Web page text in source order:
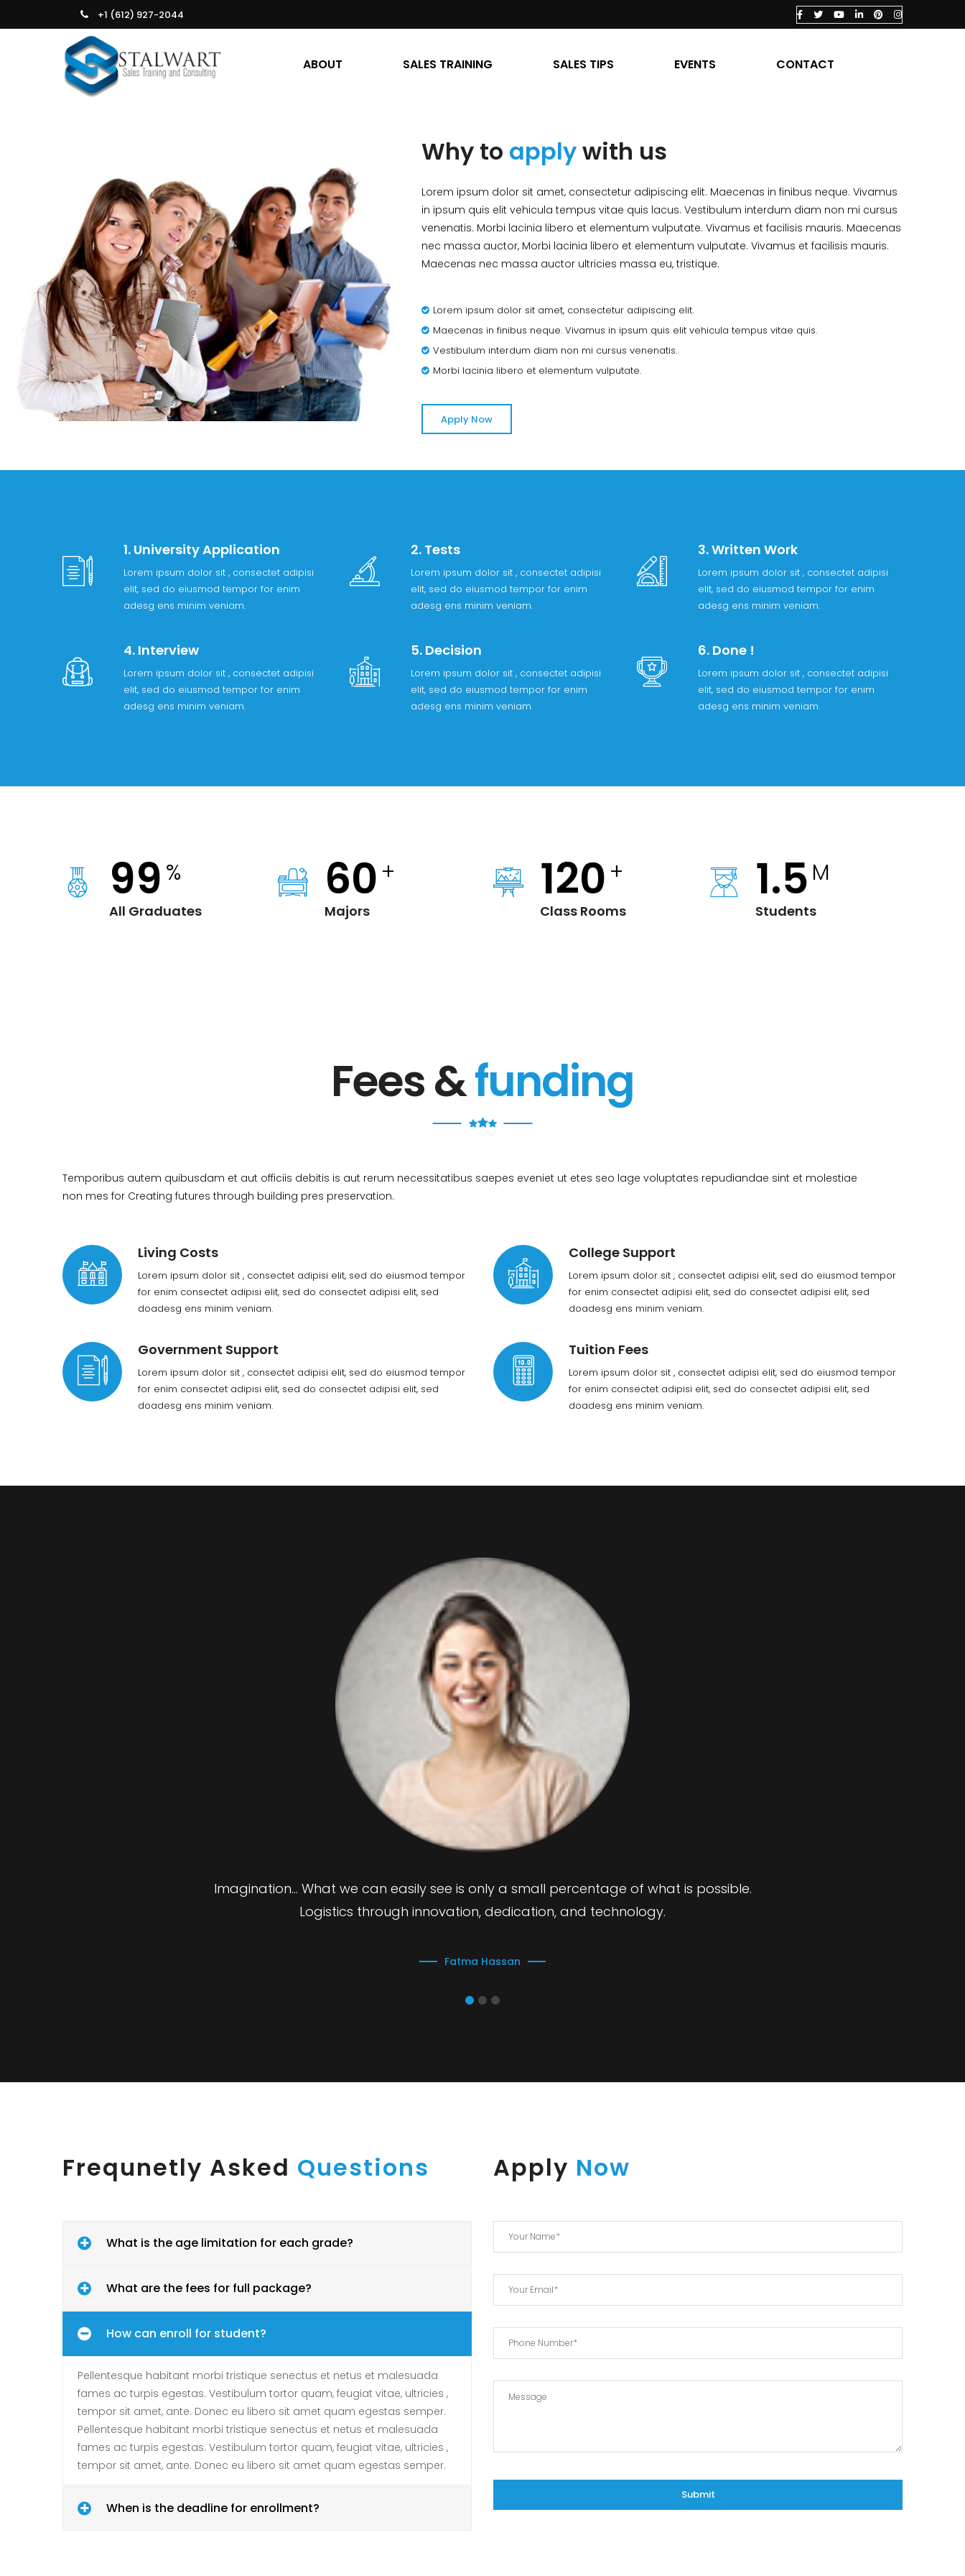
+1 (612) 927-2044
ABOUT SALES TRAINING SALES TIPS EVENTS CONTACT
Why to applywith us
Lorem ipsum dolor sit amet, consectetur adipiscing elit. Maecenas in finibus neque. Vivamus
in ipsum quis elit vehicula tempus vitae quis lacus. Vestibulum interdum diam non mi cursus
venenatis. Morbi lacinia libero et elementum vulputate. Vivamus et facilisis mauris. Maecenas
nec massa auctor, Morbi lacinia libero et elementum vulputate. Vivamus et facilisis mauris.
Maecenas nec massa auctor ultricies massa eu, tristique.
Lorem ipsum dolor sit amet, consectetur adipiscing elit.
Maecenas in finibus neque. Vivamus in ipsum quis elit vehicula tempus vitae quis.
Vestibulum interdum diam non mi cursus venenatis.
Morbi lacinia libero et elementum vulputate.
Apply Now
1. University Application
Lorem ipsum dolor sit , consectet adipisi
elit, sed do eiusmod tempor for enim
adesg ens minim veniam.
4. Interview
Lorem ipsum dolor sit , consectet adipisi
elit, sed do eiusmod tempor for enim
adesg ens minim veniam.
2. Tests
Lorem ipsum dolor sit , consectet adipisi
elit, sed do eiusmod tempor for enim
adesg ens minim veniam.
5. Decision
Lorem ipsum dolor sit , consectet adipisi
elit, sed do eiusmod tempor for enim
adesg ens minim veniam.
3. Written Work
Lorem ipsum dolor sit , consectet adipisi
elit, sed do eiusmod tempor for enim
adesg ens minim veniam.
6. Done !
Lorem ipsum dolor sit , consectet adipisi
elit, sed do eiusmod tempor for enim
adesg ens minim veniam.
99 %
All Graduates
60 +
Majors
120 +
Class Rooms
1.5 M
Students
Fees &funding
Temporibus autem quibusdam et aut officiis debitis is aut rerum necessitatibus saepes eveniet ut etes seo lage voluptates repudiandae sint et molestiae
non mes for Creating futures through building pres preservation.
Living Costs
Lorem ipsum dolor sit , consectet adipisi elit, sed do eiusmod tempor
for enim consectet adipisi elit, sed do consectet adipisi elit, sed
doadesg ens minim veniam.
Government Support
Lorem ipsum dolor sit , consectet adipisi elit, sed do eiusmod tempor
for enim consectet adipisi elit, sed do consectet adipisi elit, sed
doadesg ens minim veniam.
College Support
Lorem ipsum dolor sit , consectet adipisi elit, sed do eiusmod tempor
for enim consectet adipisi elit, sed do consectet adipisi elit, sed
doadesg ens minim veniam.
Tuition Fees
Lorem ipsum dolor sit , consectet adipisi elit, sed do eiusmod tempor
for enim consectet adipisi elit, sed do consectet adipisi elit, sed
doadesg ens minim veniam.
Imagination… What we can easily see is only a small percentage of what is possible.
Logistics through innovation, dedication, and technology.
Fatma Hassan
Frequnetly Asked Questions
What is the age limitation for each grade?
What are the fees for full package?
How can enroll for student?
Pellentesque habitant morbi tristique senectus et netus et malesuada
fames ac turpis egestas. Vestibulum tortor quam, feugiat vitae, ultricies ,
tempor sit amet, ante. Donec eu libero sit amet quam egestas semper.
Pellentesque habitant morbi tristique senectus et netus et malesuada
fames ac turpis egestas. Vestibulum tortor quam, feugiat vitae, ultricies ,
tempor sit amet, ante. Donec eu libero sit amet quam egestas semper.
When is the deadline for enrollment?
Apply Now